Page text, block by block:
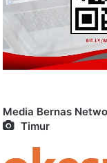
Media Bernas
Timur